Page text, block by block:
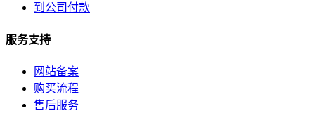
到公司付款
服务支持
网站备案
购买流程
售后服务